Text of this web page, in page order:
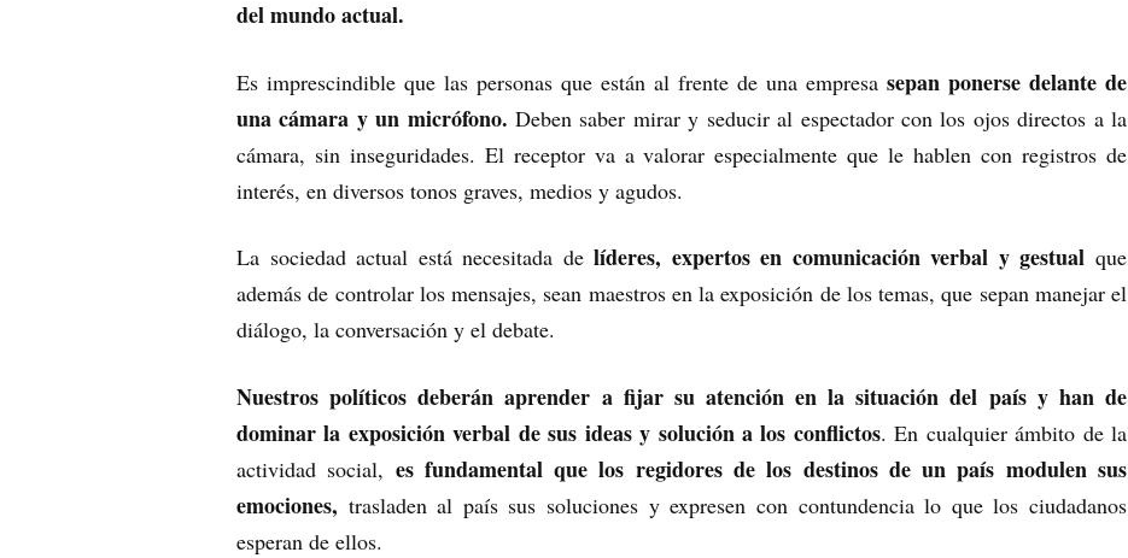
del mundo actual.
Es imprescindible que las personas que están al frente de una empresa sepan ponerse delante de
una cámara y un micrófono. Deben saber mirar y seducir al espectador con los ojos directos a la
cámara, sin inseguridades. El receptor va a valorar especialmente que le hablen con registros de
interés, en diversos tonos graves, medios y agudos.
La sociedad actual está necesitada delíderes, expertos en comunicación verbal y gestualque
además de controlar los mensajes, sean maestros en la exposición de los temas, que sepan manejar el
diálogo, la conversación y el debate.
Nuestros políticos deberán aprender a fijar su atención en la situación del país y han de
dominar la exposición verbal de sus ideas y solución a los conflictos. En cualquier ámbito de la
actividad social, es fundamental que los regidores de los destinos de un país modulen sus
emociones, trasladen al país sus soluciones y expresen con contundencia lo que los ciudadanos
esperan de ellos.